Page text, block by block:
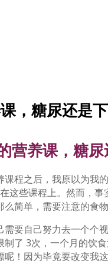
，糖尿还是
营养课，糖
课程之后，我原以为我
这些课程上。然而，
简单，需要注意的食
需要自己努力去一个个
了 3次，一个月的饮
！因为毕竟要改变我